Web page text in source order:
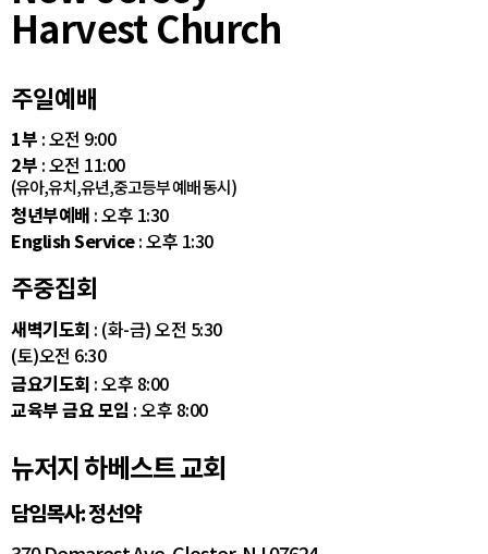
Harvest Church
주일예배
1부 : 오전 9:00
2부 : 오전 11:00
(유아,유치,유년,중고등부 예배 동시)
청년부예배 : 오후 1:30
English Service: 오후 1:30
주중집회
새벽기도회 : (화-금) 오전 5:30
(토)오전 6:30
금요기도회 : 오후 8:00
교육부 금요 모임 : 오후 8:00
뉴저지 하베스트 교회
담임목사: 정선약